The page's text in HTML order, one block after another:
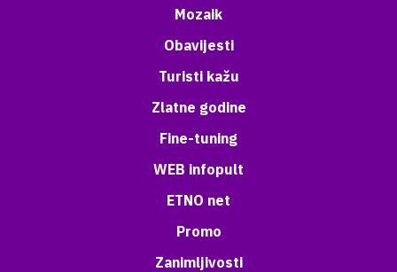
Mozaik
Obavijesti
Turisti kažu
Zlatne godine
Fine-tuning
WEB infopult
ETNO net
Promo
Zanimljivosti